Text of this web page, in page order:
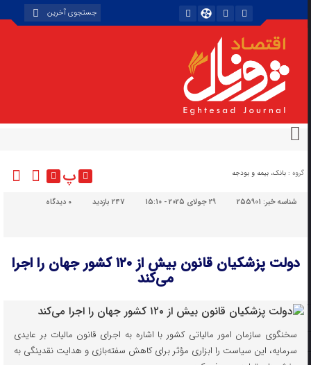
گروه : بانک، بیمه و بودجه پ
شناسه خبر:255901 29 جولای 2025 - 15:10 247 بازدید دیدگاه
دولت پزشکیان قانون بیش از ۱۲۰ کشور جهان را اجرا
می‌کند
سخنگوی سازمان امور مالیاتی کشور با اشاره به اجرای قانون مالیات بر عایدی
سرمایه، این سیاست را ابزاری مؤثر برای کاهش سفته‌بازی و هدایت نقدینگی به